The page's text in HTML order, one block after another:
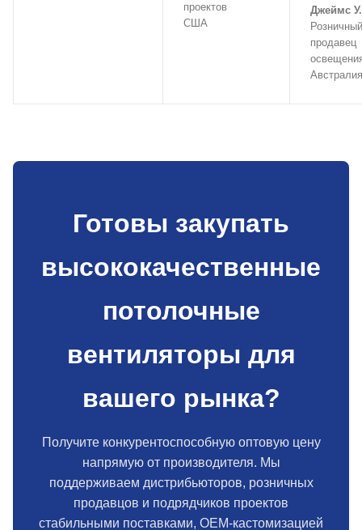
проектов
США
Джеймс У.
Розничный
продавец
Австралия
Готовы закупать
высококачественные
потолочные
вентиляторы для
вашего рынка?
Получите конкурентоспособную оптовую цену
напрямую от производителя. Мы
поддерживаем дистрибьюторов, розничных
продавцов и подрядчиков проектов
стабильными поставками, OEM-кастомизацией